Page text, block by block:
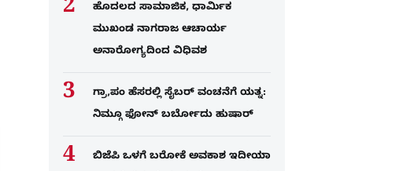
ಹೊದಲದ ಸಾಮಾಜಿಕ, ಧಾರ್ಮಿಕ
ಮುಖಂಡ ನಾಗರಾಜ ಆಚಾರ್ಯ
ಅನಾರೋಗ್ಯದಿಂದ ವಿಧಿವಶ
ಗ್ರಾ,ಪಂ ಹೆಸರಲ್ಲಿ ಸೈಬ‌ರ್ ವಂಚನೆಗೆ ಯತ್ನ:
ನಿಮ್ಗೂ ಫೋನ್​ ಬರ್ಬೋದು ಹುಷಾರ್​​
ಬಿಜೆಪಿ ಒಳಗೆ ಬರೋಕೆ ಅವಕಾಶ ಇದೀಯಾ